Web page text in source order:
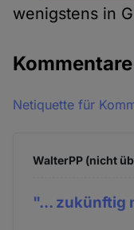
wenigstens in
Kommentare
Netiquette für
WalterPP (nicht
"... zukünftig